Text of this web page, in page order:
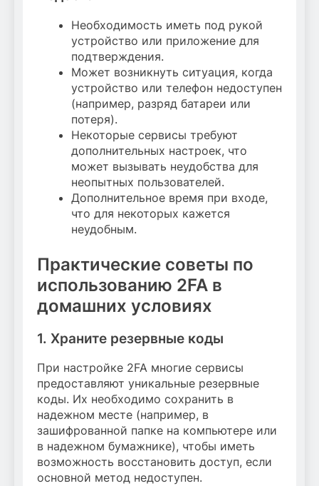
Необходимость иметь под рукой
устройство или приложение для
подтверждения.
Может возникнуть ситуация, когда
устройство или телефон недоступен
(например, разряд батареи или
потеря).
Некоторые сервисы требуют
дополнительных настроек, что
может вызывать неудобства для
неопытных пользователей.
Дополнительное время при входе,
что для некоторых кажется
неудобным.
Практические советы по
использованию 2FA в
домашних условиях
1. Храните резервные коды
При настройке 2FA многие сервисы
предоставляют уникальные резервные
коды. Их необходимо сохранить в
надежном месте (например, в
зашифрованной папке на компьютере или
в надежном бумажнике), чтобы иметь
возможность восстановить доступ, если
основной метод недоступен.